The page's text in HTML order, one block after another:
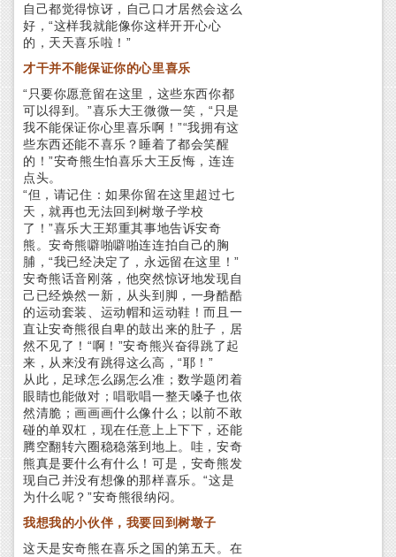
自己都觉得惊讶，自己口才居然会这么
好，“这样我就能像你这样开开心心
的，天天喜乐啦！”
才干并不能保证你的心里喜乐
“只要你愿意留在这里，这些东西你都
可以得到。”喜乐大王微微一笑，“只是
我不能保证你心里喜乐啊！”“我拥有这
些东西还能不喜乐？睡着了都会笑醒
的！”安奇熊生怕喜乐大王反悔，连连
点头。
“但，请记住：如果你留在这里超过七
天，就再也无法回到树墩子学校
了！”喜乐大王郑重其事地告诉安奇
熊。安奇熊噼啪噼啪连连拍自己的胸
脯，“我已经决定了，永远留在这里！”
安奇熊话音刚落，他突然惊讶地发现自
己已经焕然一新，从头到脚，一身酷酷
的运动套装、运动帽和运动鞋！而且一
直让安奇熊很自卑的鼓出来的肚子，居
然不见了！“啊！”安奇熊兴奋得跳了起
来，从来没有跳得这么高，“耶！”
从此，足球怎么踢怎么准；数学题闭着
眼睛也能做对；唱歌唱一整天嗓子也依
然清脆；画画画什么像什么；以前不敢
碰的单双杠，现在任意上上下下，还能
腾空翻转六圈稳稳落到地上。哇，安奇
熊真是要什么有什么！可是，安奇熊发
现自己并没有想像的那样喜乐。“这是
为什么呢？”安奇熊很纳闷。
我想我的小伙伴，我要回到树墩子
这天是安奇熊在喜乐之国的第五天。在